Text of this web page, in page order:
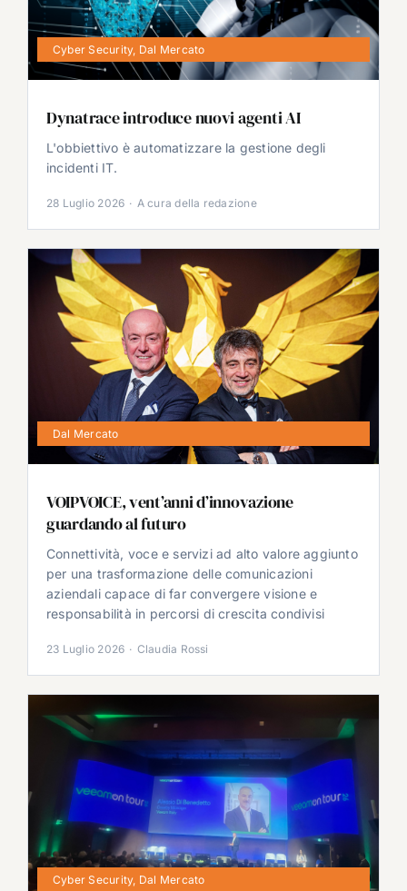
Cyber Security, Dal Mercato
Dynatrace introduce nuovi agenti AI
L'obbiettivo è automatizzare la gestione degli
incidenti IT.
28 Luglio 2026 · A cura della redazione
Dal Mercato
VOIPVOICE, vent’anni d’innovazione
guardando al futuro
Connettività, voce e servizi ad alto valore aggiunto
per una trasformazione delle comunicazioni
aziendali capace di far convergere visione e
responsabilità in percorsi di crescita condivisi
23 Luglio 2026 · Claudia Rossi
Cyber Security, Dal Mercato